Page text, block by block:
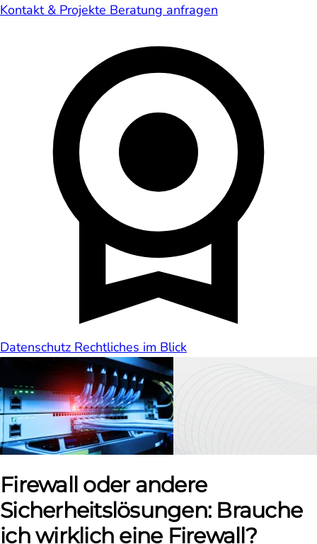
Kontakt & Projekte Beratung anfragen
Datenschutz Rechtliches im Blick
Firewall oder andere
Sicherheitslösungen: Brauche
ich wirklich eine Firewall?